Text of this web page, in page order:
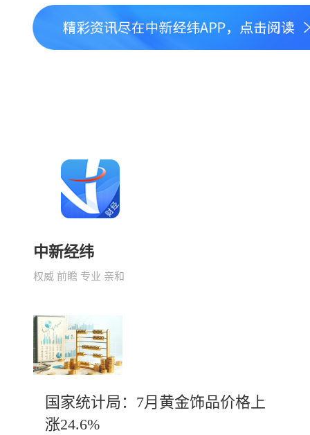
中新经纬
权威 前瞻 专业 亲和
国家统计局：7月黄金饰品价格上
涨24.6%